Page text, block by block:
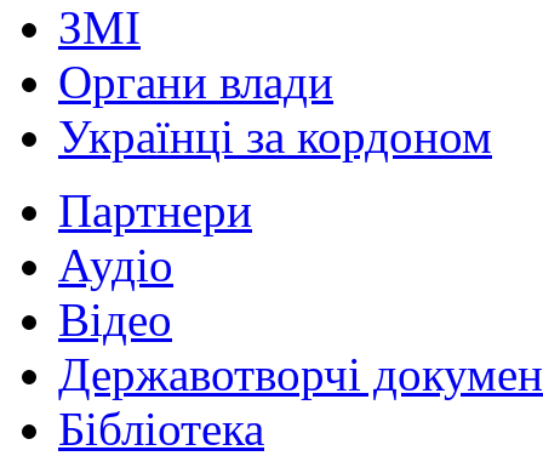
ЗМІ
Органи влади
Українці за кордоном
Партнери
Аудіо
Відео
Державотворчі
Бібліотека